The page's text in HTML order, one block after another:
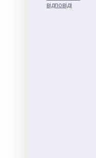
відповіді